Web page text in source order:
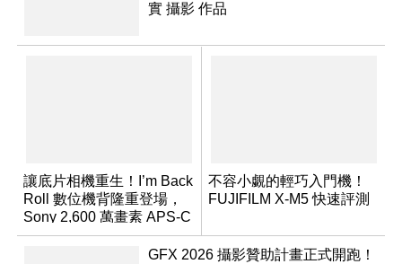
實 攝影 作品
讓底片相機重生！I’m Back
Roll 數位機背隆重登場，
Sony 2,600 萬畫素 APS-C
CMOS
不容小覷的輕巧入門機！
FUJIFILM X-M5 快速評測
GFX 2026 攝影贊助計畫正式開跑！